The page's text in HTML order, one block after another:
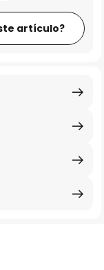
artículo?